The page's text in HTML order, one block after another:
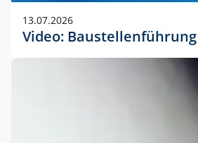
13.07.2026
Video: